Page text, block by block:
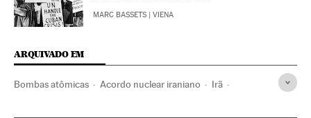
MARC BASSETS | VIENA
ARQUIVADO EM
Bombas atômicas Acordo nuclear iraniano Irã